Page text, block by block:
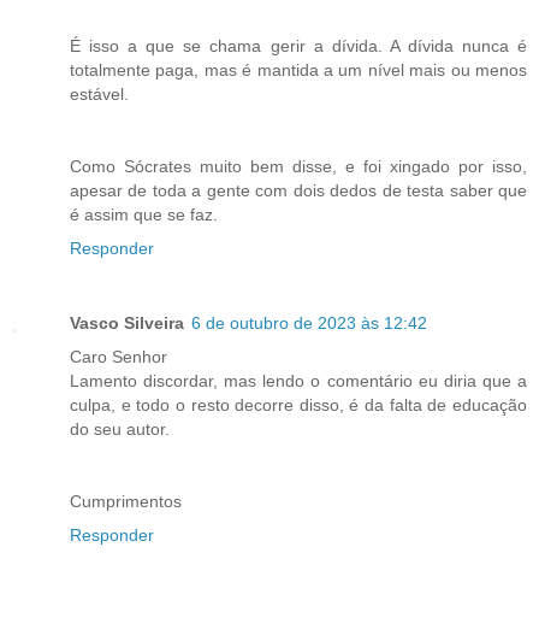
É isso a que se chama gerir a dívida. A dívida nunca é
totalmente paga, mas é mantida a um nível mais ou menos
estável.
Como Sócrates muito bem disse, e foi xingado por isso,
apesar de toda a gente com dois dedos de testa saber que
é assim que se faz.
Responder
Vasco Silveira 6 de outubro de 2023 às 12:42
Caro Senhor
Lamento discordar, mas lendo o comentário eu diria que a
culpa, e todo o resto decorre disso, é da falta de educação
do seu autor.
Cumprimentos
Responder